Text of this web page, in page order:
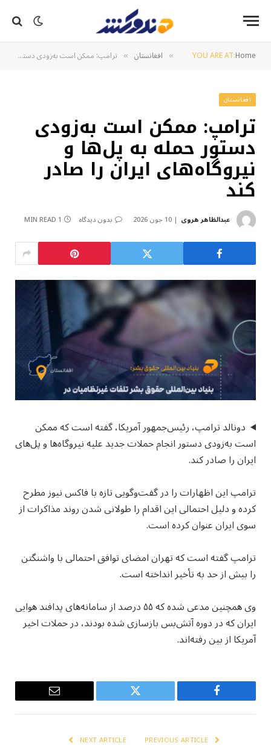
YOU ARE AT:Home
» افغانستان » ترامپ: ممکن است به‌زودی دستور حمله به پل‌ها و نیروگاه‌های ایران را صادر کند
افغانستان
ترامپ: ممکن است به‌زودی
دستور حمله به پل‌ها و
نیروگاه‌های ایران را صادر
کند
عبدالظاهر هروی 10 جون 2026 بدون دیدگاه 1 MIN READ
دونالد ترامپ، رئیس‌جمهور آمریکا، گفته است که ممکن
است به‌زودی دستور انجام حملات جدید علیه نیروگاه‌ها و پل‌های
ایران را صادر کند.
ترامپ این اظهارات را در گفت‌وگویی تازه با فاکس نیوز مطرح
کرده و دلیل احتمالی این اقدام را طولانی شدن روند مذاکرات از
سوی ایران عنوان کرده است.
ترامپ گفته است که تهران امضای توافق احتمالی با واشنگتن
را بیش از حد به تأخیر انداخته است.
وی همچنین مدعی شده که ۵۵ درصد از سامانه‌های پدافند هوایی
ایران که در دوره آتش‌بس بازسازی شده بودند، در حملات اخیر
آمریکا از بین رفته‌اند.
Facebook
Twitter
Email
NEXT ARTICLE